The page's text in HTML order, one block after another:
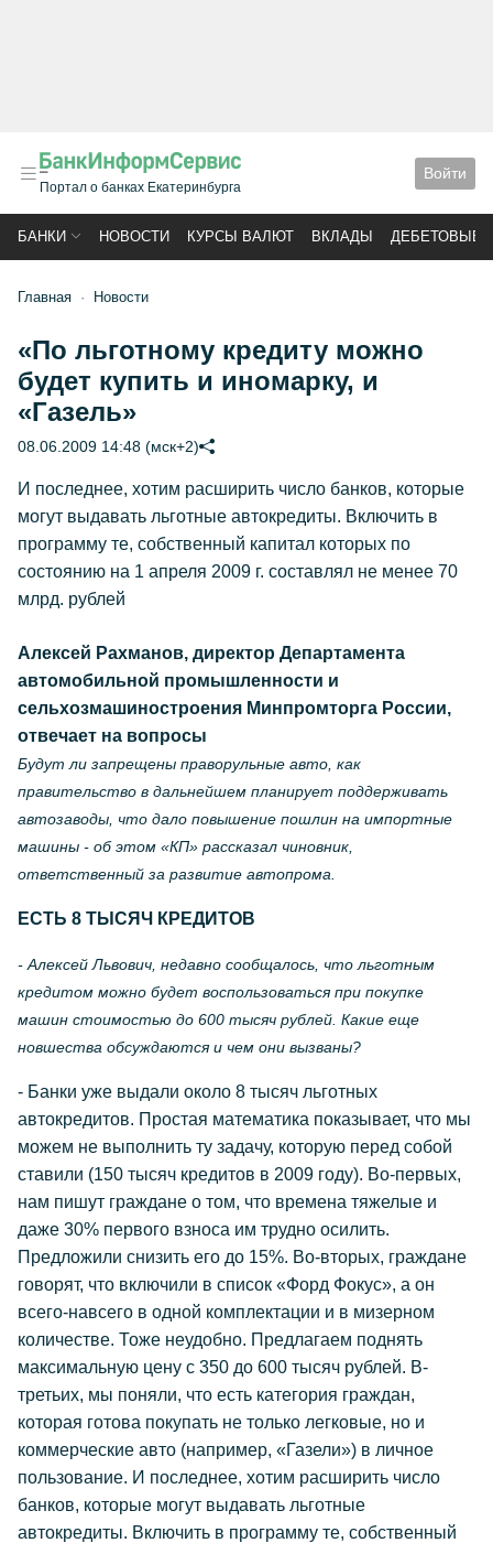
Портал о банках Екатеринбурга
Войти
БАНКИ НОВОСТИ КУРСЫ ВАЛЮТ ВКЛАДЫ ДЕБЕТОВЫЕ
Главная Новости
«По льготному кредиту можно
будет купить и иномарку, и
«Газель»
08.06.2009 14:48 (мск+2)
И последнее, хотим расширить число банков, которые
могут выдавать льготные автокредиты. Включить в
программу те, собственный капитал которых по
состоянию на 1 апреля 2009 г. составлял не менее 70
млрд. рублей
Алексей Рахманов, директор Департамента
автомобильной промышленности и
сельхозмашиностроения Минпромторга России,
отвечает на вопросы
Будут ли запрещены праворульные авто, как
правительство в дальнейшем планирует поддерживать
автозаводы, что дало повышение пошлин на импортные
машины - об этом «КП» рассказал чиновник,
ответственный за развитие автопрома.
ЕСТЬ 8 ТЫСЯЧ КРЕДИТОВ
- Алексей Львович, недавно сообщалось, что льготным
кредитом можно будет воспользоваться при покупке
машин стоимостью до 600 тысяч рублей. Какие еще
новшества обсуждаются и чем они вызваны?
- Банки уже выдали около 8 тысяч льготных
автокредитов. Простая математика показывает, что мы
можем не выполнить ту задачу, которую перед собой
ставили (150 тысяч кредитов в 2009 году). Во-первых,
нам пишут граждане о том, что времена тяжелые и
даже 30% первого взноса им трудно осилить.
Предложили снизить его до 15%. Во-вторых, граждане
говорят, что включили в список «Форд Фокус», а он
всего-навсего в одной комплектации и в мизерном
количестве. Тоже неудобно. Предлагаем поднять
максимальную цену с 350 до 600 тысяч рублей. В-
третьих, мы поняли, что есть категория граждан,
которая готова покупать не только легковые, но и
коммерческие авто (например, «Газели») в личное
пользование. И последнее, хотим расширить число
банков, которые могут выдавать льготные
автокредиты. Включить в программу те, собственный